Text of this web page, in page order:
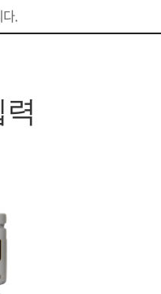
입금확인이 안
.